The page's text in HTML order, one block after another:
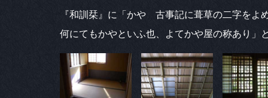
『和訓栞』に「かや 古事記に葺草の二字をよ
何にてもかやといふ也、よてかや屋の称あり」